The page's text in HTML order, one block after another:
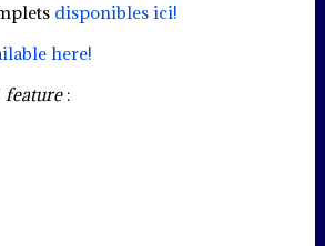
disponibles ici!
here!
feature: